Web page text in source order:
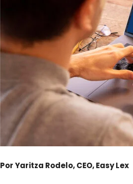
Por Yaritza Rodelo, CEO, Easy Lex